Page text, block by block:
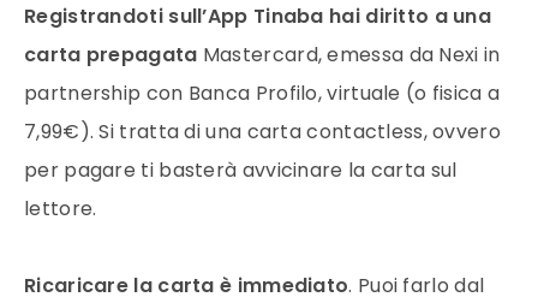
Registrandoti sull’App Tinaba hai diritto a una
carta prepagata Mastercard, emessa da Nexi in
partnership con Banca Profilo, virtuale (o fisica a
7,99€). Si tratta di una carta contactless, ovvero
per pagare ti basterà avvicinare la carta sul
lettore.
Ricaricare la carta è immediato. Puoi farlo dal